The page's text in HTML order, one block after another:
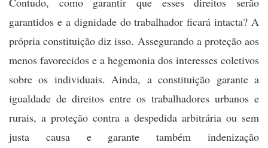
garantidos e a dignidade do trabalhador ficará intacta? A
própria constituição diz isso. Assegurando a proteção aos
menos favorecidos e a hegemonia dos interesses coletivos
sobre os individuais. Ainda, a constituição garante a
igualdade de direitos entre os trabalhadores urbanos e
rurais, a proteção contra a despedida arbitrária ou sem
justa causa e garante também indenização